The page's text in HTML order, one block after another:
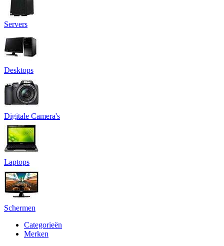
Servers
Desktops
Digitale Camera's
Laptops
Schermen
Categorieën
Merken